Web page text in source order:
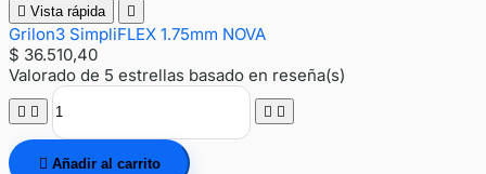
 Vista rápida 
Grilon3 SimpliFLEX 1.75mm NOVA
$ 36.510,40
Valorado de 5 estrellas basado en reseña(s)
   
 Añadir al carrito